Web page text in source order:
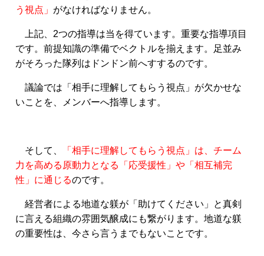
う視点」 がなければなりません。
上記、2つの指導は当を得ています。重要な指導項目
です。前提知識の準備でベクトルを揃えます。足並み
がそろった隊列はドンドン前へすするのです。
議論では「相手に理解してもらう視点」が欠かせな
いことを、メンバーへ指導します。
そして、
「相手に理解してもらう視点」は、チーム
力を高める原動力となる「応受援性」や「相互補完
性」に通じるのです。
経営者による地道な躾が「助けてください」と真剣
に言える組織の雰囲気醸成にも繋がります。地道な躾
の重要性は、今さら言うまでもないことです。